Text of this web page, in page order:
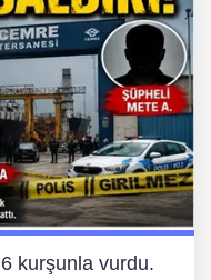
kurşunla vurdu.